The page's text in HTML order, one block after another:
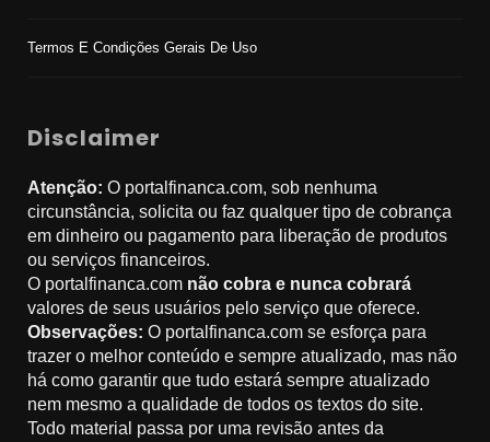
Termos E Condições Gerais De Uso
Disclaimer
Atenção: O portalfinanca.com, sob nenhuma
circunstância, solicita ou faz qualquer tipo de cobrança
em dinheiro ou pagamento para liberação de produtos
ou serviços financeiros.
O portalfinanca.com não cobra e nunca cobrará
valores de seus usuários pelo serviço que oferece.
Observações: O portalfinanca.com se esforça para
trazer o melhor conteúdo e sempre atualizado, mas não
há como garantir que tudo estará sempre atualizado
nem mesmo a qualidade de todos os textos do site.
Todo material passa por uma revisão antes da